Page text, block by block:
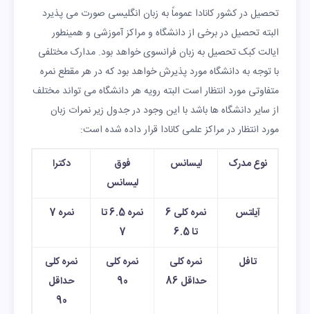
تحصیل در کشور کانادا عموماً به زبان انگلیسی صورت می پذیرد
البته تحصیل در برخی از دانشگاه و مراکز آموزشی و همینطور
ایالت کبک تحصیل به زبان فرانسوی خواهد بود. مدارک مختلفی
با توجه به دانشگاه مورد پذیرش خواهد بود که در هر مقطع نمره
متفاوتی مورد انتظار است البته رویه هر دانشگاه می تواند مختلف
از سایر دانشگاه ها باشد با این وجود در جدول زیر نمرات زبان
مورد انتظار در مراکز علمی کانادا قرار داده شده است:
نوع مدرک لیسانس
فوق
لیسانس
دکترا
آیلتس
نمره کلی 6
تا 6.5
نمره 6.5 تا
7
نمره 7
تافل
نمره کلی
حداقل 86
نمره کلی
90
نمره کلی
حداقل
90